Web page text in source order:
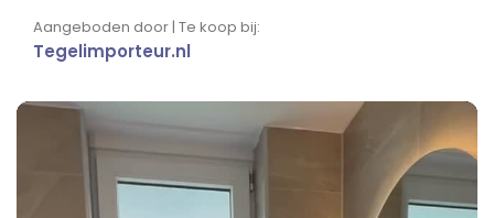
Aangeboden door | Te koop bij:
Tegelimporteur.nl